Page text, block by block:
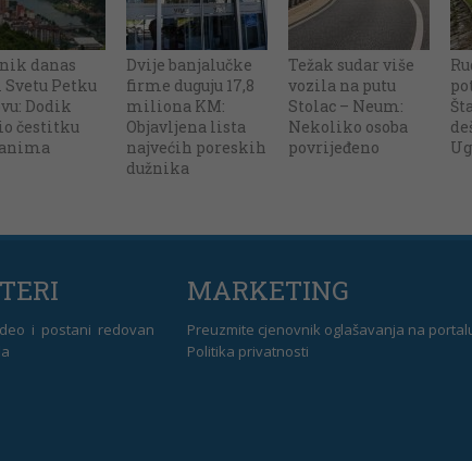
danas
Svetu Petku
Dodik
čestitku
Dvije banjalučke
firme duguju 17,8
miliona KM:
Objavljena lista
najvećih poreskih
dužnika
Težak sudar više
vozila na putu
Stolac – Neum:
Nekoliko osoba
povrijeđeno
i postani redovan
MARKETING
Preuzmite cjenovnik oglašavanja na
Politika privatnosti